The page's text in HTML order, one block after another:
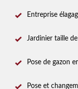
Entreprise
Jardinier taille
Pose de gazon
Pose et